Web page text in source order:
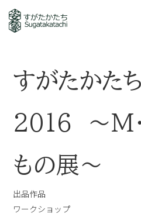
すがたかた
2016 〜M
もの展〜
出品作品
ワークショップ